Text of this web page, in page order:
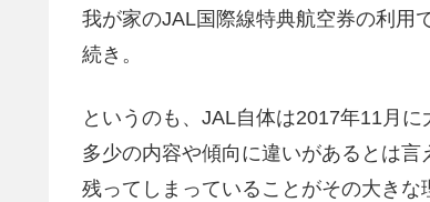
我が家のJAL国際線特典航空券の利用
続き。
というのも、JAL自体は2017年11月
多少の内容や傾向に違いがあるとは
残ってしまっていることがその大きな